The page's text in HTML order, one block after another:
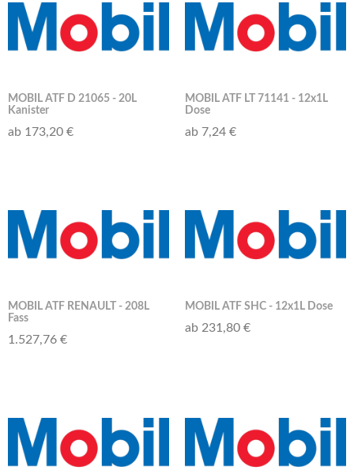
MOBIL ATF D 21065 - 20L
Kanister
ab 173,20 €
MOBIL ATF LT 71141 - 12x1L
Dose
ab 7,24 €
MOBIL ATF RENAULT - 208L
Fass
1.527,76 €
MOBIL ATF SHC - 12x1L Dose
ab 231,80 €